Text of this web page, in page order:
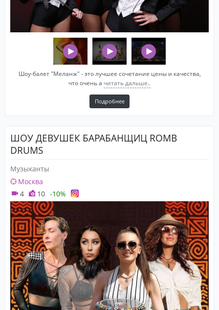
Шоу-балет "Меланж" - это лучшее сочетание цены и качества,
что очень а читать дальше..
Подробнее
ШОУ ДЕВУШЕК БАРАБАНЩИЦ ROMB
DRUMS
Музыканты
Москва
4
10 -10%